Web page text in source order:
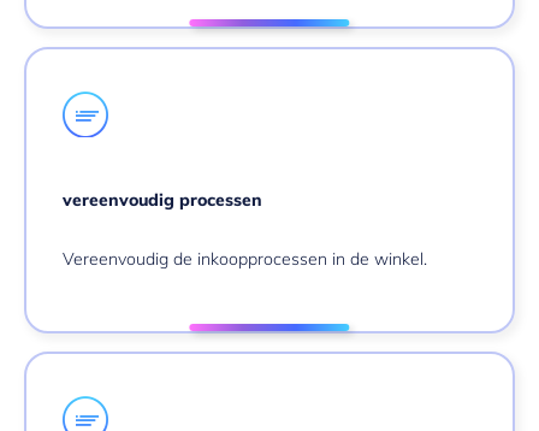
vereenvoudig processen
Vereenvoudig de inkoopprocessen in de winkel.